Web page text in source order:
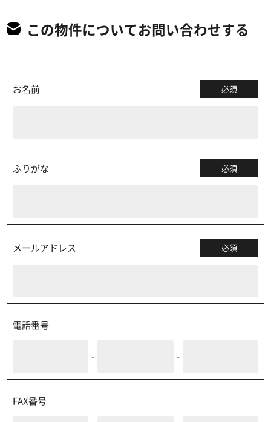
この物件についてお問い合わせする
お名前 必須
ふりがな 必須
メールアドレス 必須
電話番号
- -
FAX番号